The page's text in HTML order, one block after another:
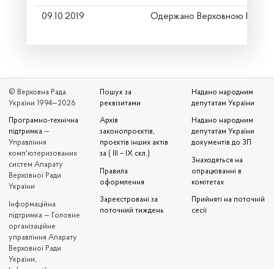
09.10.2019 Одержано Верховною Радою
© Верховна Рада
України 1994—2026
Програмно-технічна
підтримка —
Управління
комп'ютеризованих
систем Апарату
Верховної Ради
України
Iнформаційна
підтримка — Головне
організаційне
управління Апарату
Верховної Ради
України,
Пошук за
реквізитами
Архів
законопроєктів,
проєктів інших актів
за ( III – IX скл.)
Правила
оформлення
Зареєстровані за
поточний тиждень
Надано народним
депутатам України
Надано народним
депутатам України
документів до ЗП
Знаходяться на
опрацюванні в
комітетах
Прийняті на поточній
сесії